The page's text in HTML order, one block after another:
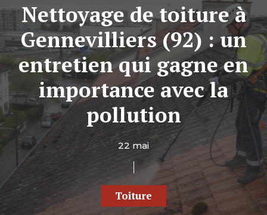
Nettoyage de toiture à
Gennevilliers (92) : un
entretien qui gagne en
importance avec la
pollution
22 mai
Toiture